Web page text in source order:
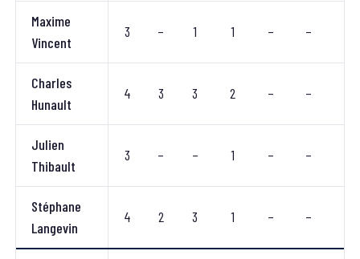
Maxime
Vincent
3 – 1 1 – –
Charles
Hunault
4 3 3 2 – –
Julien
Thibault
3 – – 1 – –
Stéphane
Langevin
4 2 3 1 – –